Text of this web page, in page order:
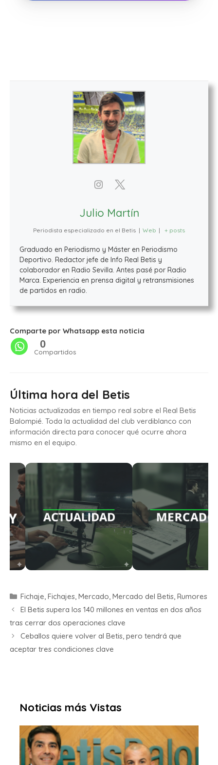
Julio Martín
Periodista especializado en el Betis | Web | + posts
Graduado en Periodismo y Máster en Periodismo
Deportivo. Redactor jefe de Info Real Betis y
colaborador en Radio Sevilla. Antes pasé por Radio
Marca. Experiencia en prensa digital y retransmisiones
de partidos en radio.
Comparte por Whatsapp esta noticia
0
Compartidos
Última hora del Betis
Noticias actualizadas en tiempo real sobre el Real Betis
Balompié. Toda la actualidad del club verdiblanco con
información directa para conocer qué ocurre ahora
mismo en el equipo.
Fichaje Fichajes Mercado Mercado del Betis Rumores
El Betis supera los 140 millones en ventas en dos años
tras cerrar dos operaciones clave
Ceballos quiere volver al Betis, pero tendrá que
aceptar tres condiciones clave
Noticias más Vistas